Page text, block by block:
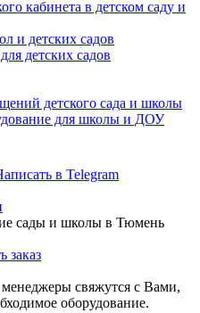
кабинета в детском саду и
и детских садов
детских садов
детского сада и школы
для школы и ДОУ
в Telegram
сады и школы в Тюмень
заказ
свяжутся с Вами,
оборудование.